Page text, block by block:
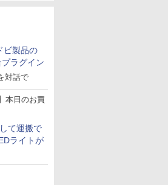
ビ製品の
ラグイン
対話で
本日のお買
て運搬で
ライトが